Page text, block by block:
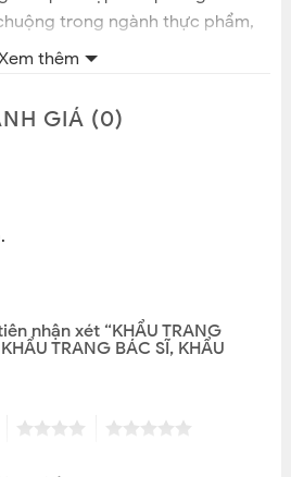
trong ngành thực phẩm,
…
🙂
thêm
GIÁ (0)
nhận xét “KHẨU TRANG
TRANG BÁC SĨ, KHẨU